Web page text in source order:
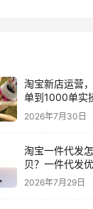
淘宝新店运营
单到1000单实
享！
2026年7月30日
淘宝一件代发
贝？一件代发
些？
2026年7月29日